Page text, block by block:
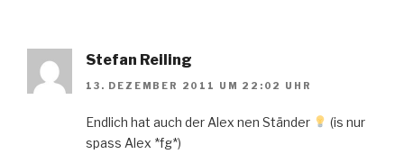
Stefan Reiling
13. DEZEMBER 2011 UM 22:02 UHR
Endlich hat auch der Alex nen Ständer
(is nur
spass Alex *fg*)